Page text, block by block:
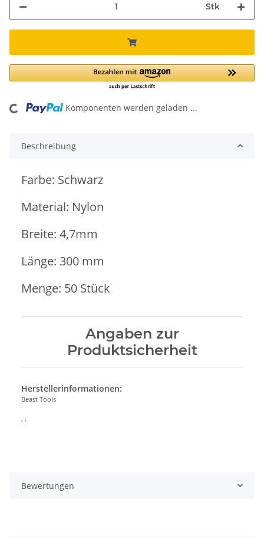
Stk
Loading... Komponenten werden geladen ...
Beschreibung
Farbe: Schwarz
Material: Nylon
Breite: 4,7mm
Länge: 300 mm
Menge: 50 Stück
Angaben zur
Produktsicherheit
Herstellerinformationen:
Beast Tools
Bewertungen